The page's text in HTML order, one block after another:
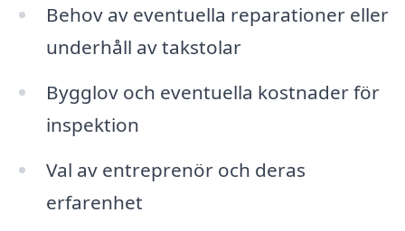
Behov av eventuella reparationer eller
underhåll av takstolar
Bygglov och eventuella kostnader för
inspektion
Val av entreprenör och deras
erfarenhet